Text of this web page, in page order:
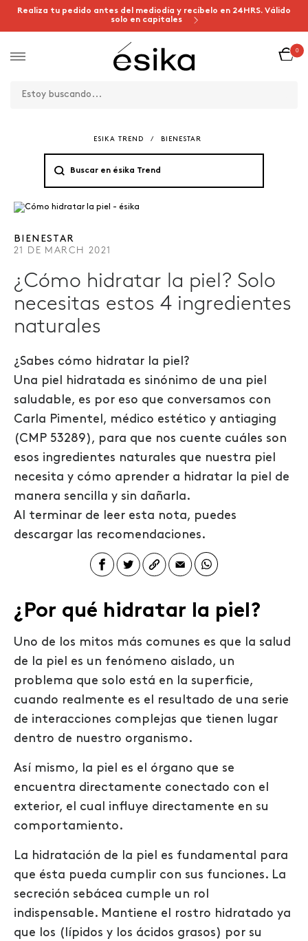
Realiza tu pedido antes del mediodía y recíbelo en 24HRS. Válido
solo en capitales
0
ESIKA TREND / BIENESTAR
BIENESTAR
21 DE MARCH 2021
¿Cómo hidratar la piel? Solo
necesitas estos 4 ingredientes
naturales
¿Sabes cómo hidratar la piel?
Una piel hidratada es sinónimo de una piel
saludable, es por eso que conversamos con
Carla Pimentel, médico estético y antiaging
(CMP 53289), para que nos cuente cuáles son
esos ingredientes naturales que nuestra piel
necesita y cómo aprender a hidratar la piel de
manera sencilla y sin dañarla.
Al terminar de leer esta nota, puedes
descargar las recomendaciones.
¿Por qué hidratar la piel?
Uno de los mitos más comunes es que la salud
de la piel es un fenómeno aislado, un
problema que solo está en la superficie,
cuando realmente es el resultado de una serie
de interacciones complejas que tienen lugar
dentro de nuestro organismo.
Así mismo, la piel es el órgano que se
encuentra directamente conectado con el
exterior, el cual influye directamente en su
comportamiento.
La hidratación de la piel es fundamental para
que ésta pueda cumplir con sus funciones. La
secreción sebácea cumple un rol
indispensable. Mantiene el rostro hidratado ya
que los (lípidos y los ácidos grasos) por su